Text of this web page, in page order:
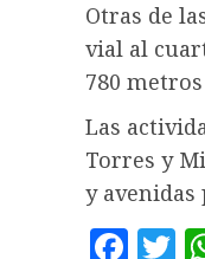
Otras de
vial al
780
Las
Torres y
y avenidas